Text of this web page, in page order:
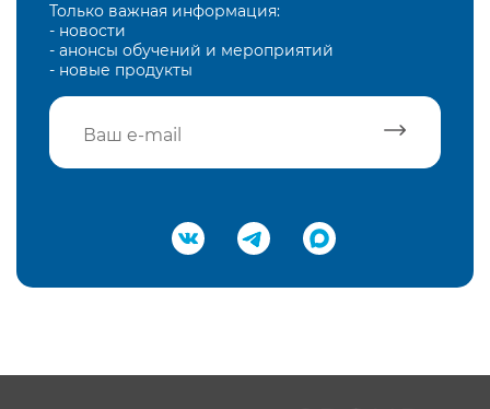
Только важная информация:
- новости
- анонсы обучений и мероприятий
- новые продукты
Подтвердить e-mail